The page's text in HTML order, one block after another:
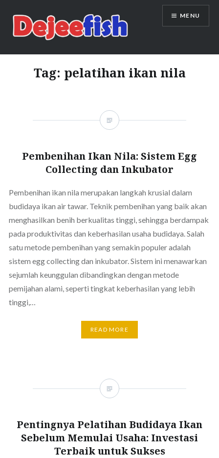
content
DEJEEFISH | PRODUSEN BENIH
IKAN BERKUALITAS INDONESIA
MENU
Tag: pelatihan ikan nila
Pembenihan Ikan Nila: Sistem Egg
Collecting dan Inkubator
Pembenihan ikan nila merupakan langkah krusial dalam
budidaya ikan air tawar. Teknik pembenihan yang baik akan
menghasilkan benih berkualitas tinggi, sehingga berdampak
pada produktivitas dan keberhasilan usaha budidaya. Salah
satu metode pembenihan yang semakin populer adalah
sistem egg collecting dan inkubator. Sistem ini menawarkan
sejumlah keunggulan dibandingkan dengan metode
pemijahan alami, seperti tingkat keberhasilan yang lebih
tinggi,…
READ MORE
Pentingnya Pelatihan Budidaya Ikan
Sebelum Memulai Usaha: Investasi
Terbaik untuk Sukses